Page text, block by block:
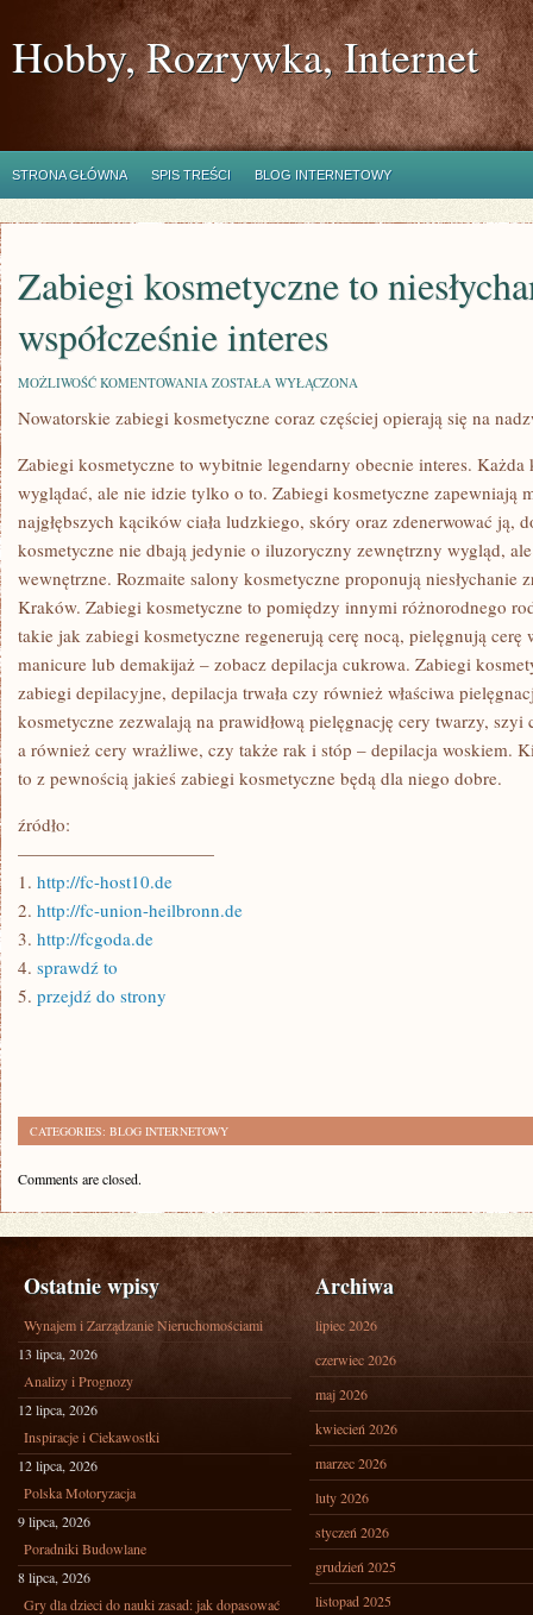
Hobby, Rozrywka, Internet
STRONA GŁÓWNA SPIS TREŚCI BLOG INTERNETOWY
Zabiegi kosmetyczne to
współcześnie interes
MOŻLIWOŚĆ KOMENTOWANIA ZABIEGI
TO
NIESŁYCHANIE
WSPÓŁCZEŚNIE
INTERES
ZOSTAŁA WYŁĄCZONA
Nowatorskie zabiegi kosmetyczne coraz częściej opierają się na
Zabiegi kosmetyczne to wybitnie legendarny obecnie interes.
wyglądać, ale nie idzie tylko o to. Zabiegi kosmetyczne zapewniają
najgłębszych kącików ciała ludzkiego, skóry oraz zdenerwować ją,
kosmetyczne nie dbają jedynie o iluzoryczny zewnętrzny wygląd,
wewnętrzne. Rozmaite salony kosmetyczne proponują niesłychanie
Kraków. Zabiegi kosmetyczne to pomiędzy innymi różnorodnego
takie jak zabiegi kosmetyczne regenerują cerę nocą, pielęgnują
manicure lub demakijaż – zobacz depilacja cukrowa. Zabiegi
zabiegi depilacyjne, depilacja trwała czy również właściwa
kosmetyczne zezwalają na prawidłową pielęgnację cery twarzy,
a również cery wrażliwe, czy także rak i stóp – depilacja woskiem.
to z pewnością jakieś zabiegi kosmetyczne będą dla niego dobre.
źródło:
———————————
1. http://fc-host10.de
2. http://fc-union-heilbronn.de
3. http://fcgoda.de
4. sprawdź to
5. przejdź do strony
CATEGORIES: BLOG INTERNETOWY
Comments are closed.
Ostatnie wpisy
Wynajem i Zarządzanie Nieruchomościami
13 lipca, 2026
Analizy i Prognozy
12 lipca, 2026
Inspiracje i Ciekawostki
12 lipca, 2026
Polska Motoryzacja
9 lipca, 2026
Poradniki Budowlane
8 lipca, 2026
Gry dla dzieci do nauki zasad: jak dopasować
Archiwa
lipiec 2026
czerwiec 2026
maj 2026
kwiecień 2026
marzec 2026
luty 2026
styczeń 2026
grudzień 2025
listopad 2025